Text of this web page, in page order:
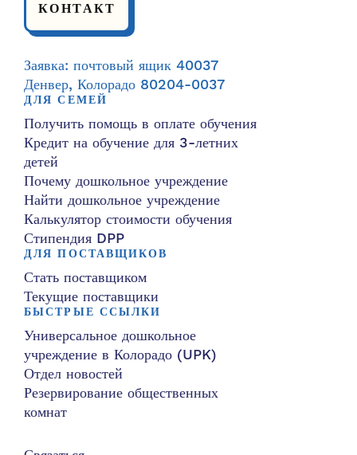
КОНТАКТ
Заявка: почтовый ящик 40037
Денвер, Колорадо 80204-0037
ДЛЯ СЕМЕЙ
Получить помощь в оплате обучения
Кредит на обучение для 3-летних
детей
Почему дошкольное учреждение
Найти дошкольное учреждение
Калькулятор стоимости обучения
Стипендия DPP
ДЛЯ ПОСТАВЩИКОВ
Стать поставщиком
Текущие поставщики
БЫСТРЫЕ ССЫЛКИ
Универсальное дошкольное
учреждение в Колорадо (UPK)
Отдел новостей
Резервирование общественных
комнат